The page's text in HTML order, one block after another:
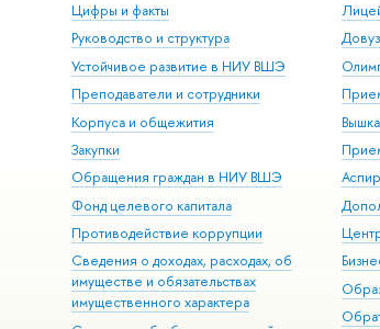
Цифры и факты
Руководство и структура
Устойчивое развитие в НИУ ВШЭ
Преподаватели и сотрудники
Корпуса и общежития
Закупки
Обращения граждан в НИУ ВШЭ
Фонд целевого капитала
Противодействие коррупции
Сведения о доходах, расходах, об
имуществе и обязательствах
имущественного характера